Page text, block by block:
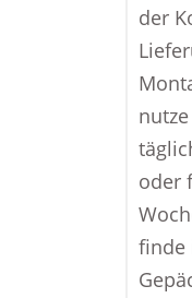
der
oder
finde